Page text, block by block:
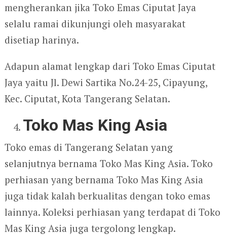
mengherankan jika Toko Emas Ciputat Jaya
selalu ramai dikunjungi oleh masyarakat
disetiap harinya.
Adapun alamat lengkap dari Toko Emas Ciputat
Jaya yaitu Jl. Dewi Sartika No.24-25, Cipayung,
Kec. Ciputat, Kota Tangerang Selatan.
Toko Mas King Asia
Toko emas di Tangerang Selatan yang
selanjutnya bernama Toko Mas King Asia. Toko
perhiasan yang bernama Toko Mas King Asia
juga tidak kalah berkualitas dengan toko emas
lainnya. Koleksi perhiasan yang terdapat di Toko
Mas King Asia juga tergolong lengkap.